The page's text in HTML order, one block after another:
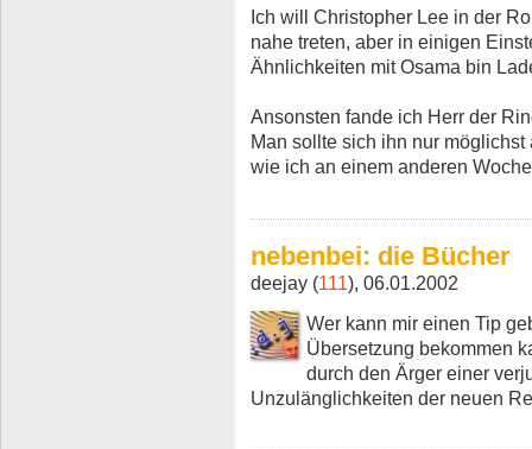
Ich will Christopher Lee in der
nahe treten, aber in einigen
Ähnlichkeiten mit Osama bin
Ansonsten fande ich Herr der
Man sollte sich ihn nur
wie ich an einem anderen
nebenbei: die Bücher
deejay (111), 06.01.2002
Wer kann mir einen Tip
Übersetzung bekommen
durch den Ärger einer
Unzulänglichkeiten der neuen